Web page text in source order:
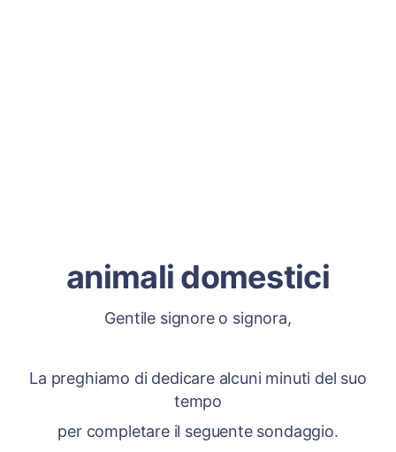
animali domestici
Gentile signore o signora,
La preghiamo di dedicare alcuni minuti del suo
tempo
per completare il seguente sondaggio.